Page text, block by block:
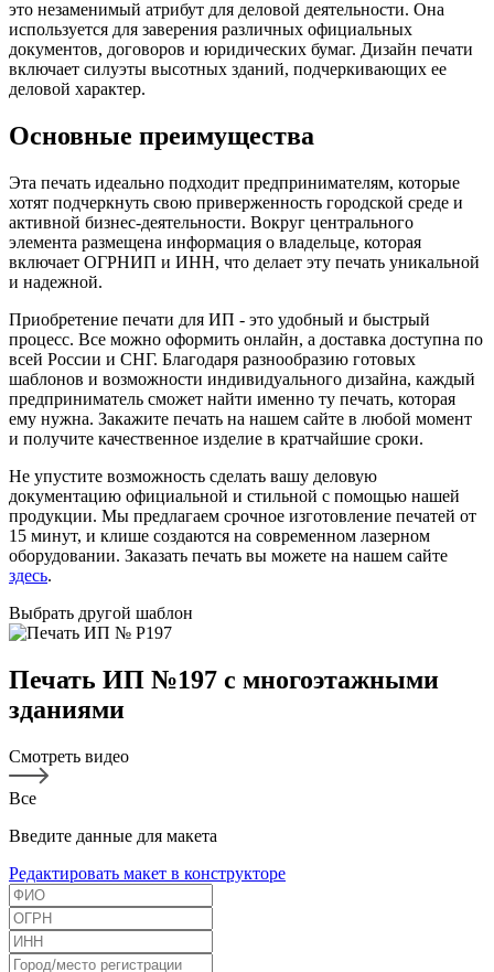
это незаменимый атрибут для деловой деятельности. Она
используется для заверения различных официальных
документов, договоров и юридических бумаг. Дизайн печати
включает силуэты высотных зданий, подчеркивающих ее
деловой характер.
Основные преимущества
Эта печать идеально подходит предпринимателям, которые
хотят подчеркнуть свою приверженность городской среде и
активной бизнес-деятельности. Вокруг центрального
элемента размещена информация о владельце, которая
включает ОГРНИП и ИНН, что делает эту печать уникальной
и надежной.
Приобретение печати для ИП - это удобный и быстрый
процесс. Все можно оформить онлайн, а доставка доступна по
всей России и СНГ. Благодаря разнообразию готовых
шаблонов и возможности индивидуального дизайна, каждый
предприниматель сможет найти именно ту печать, которая
ему нужна. Закажите печать на нашем сайте в любой момент
и получите качественное изделие в кратчайшие сроки.
Не упустите возможность сделать вашу деловую
документацию официальной и стильной с помощью нашей
продукции. Мы предлагаем срочное изготовление печатей от
15 минут, и клише создаются на современном лазерном
оборудовании. Заказать печать вы можете на нашем сайте
здесь.
Выбрать другой шаблон
Печать ИП №197 с многоэтажными
зданиями
Смотреть видео
Все
Введите данные для макета
Редактировать макет в конструкторе